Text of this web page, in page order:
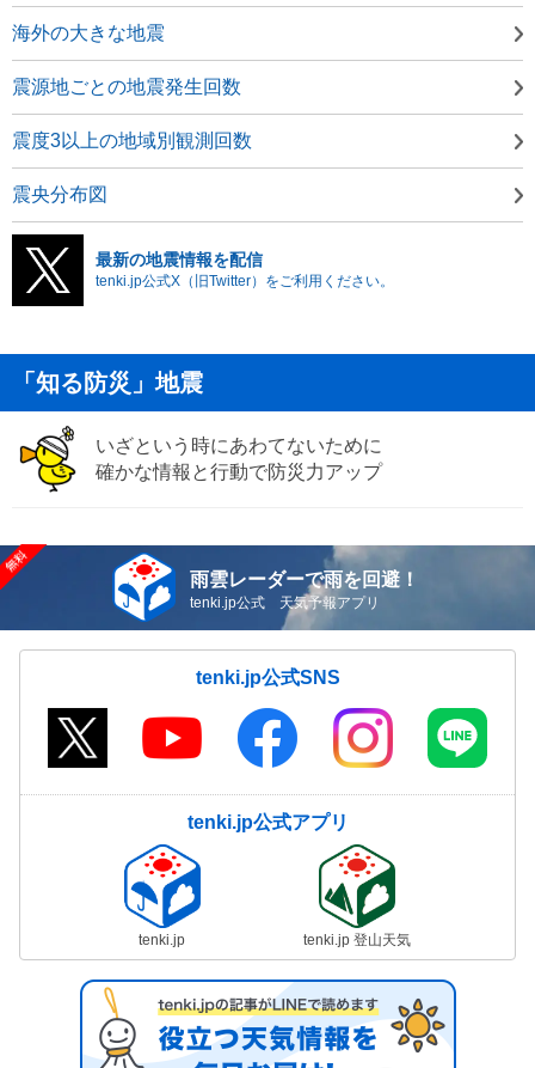
海外の大きな地震
震源地ごとの地震発生回数
震度3以上の地域別観測回数
震央分布図
最新の地震情報を配信
tenki.jp公式X（旧Twitter）をご利用ください。
「知る防災」地震
いざという時にあわてないために
確かな情報と行動で防災力アップ
雨雲レーダーで雨を回避！
tenki.jp公式 天気予報アプリ
tenki.jp公式SNS
tenki.jp公式アプリ
tenki.jp tenki.jp 登山天気